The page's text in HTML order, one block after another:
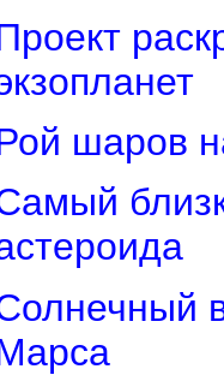
шаров